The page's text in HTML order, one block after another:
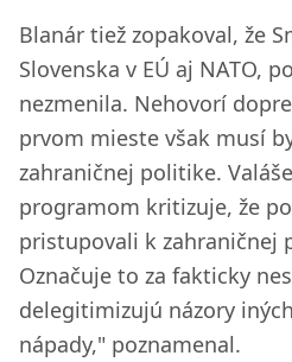
Blanár tiež zopakoval, že
Slovenska v EÚ aj NATO,
nezmenila. Nehovorí
prvom mieste však musí
zahraničnej politike.
programom kritizuje, že
pristupovali k zahraničnej
Označuje to za fakticky
delegitimizujú názory
nápady," poznamenal.